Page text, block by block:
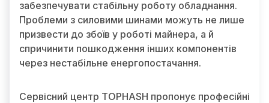
забезпечувати стабільну роботу обладнання.
Проблеми з силовими шинами можуть не лише
призвести до збоїв у роботі майнера, а й
спричинити пошкодження інших компонентів
через нестабільне енергопостачання.
Сервісний центр TOPHASH пропонує професійні